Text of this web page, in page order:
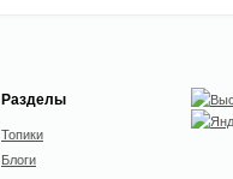
Разделы
Топики
Блоги